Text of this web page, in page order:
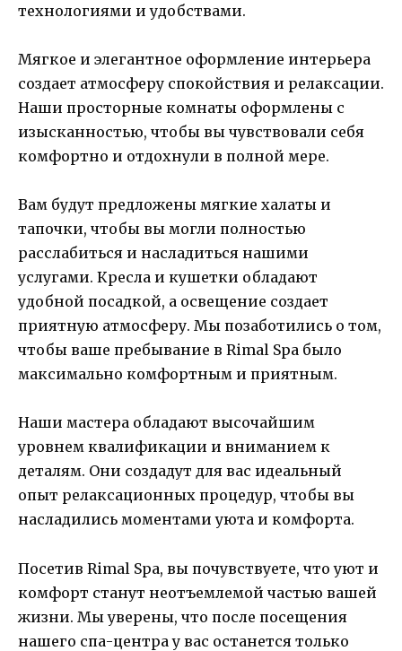
технологиями и удобствами.
Мягкое и элегантное оформление интерьера
создает атмосферу спокойствия и релаксации.
Наши просторные комнаты оформлены с
изысканностью, чтобы вы чувствовали себя
комфортно и отдохнули в полной мере.
Вам будут предложены мягкие халаты и
тапочки, чтобы вы могли полностью
расслабиться и насладиться нашими
услугами. Кресла и кушетки обладают
удобной посадкой, а освещение создает
приятную атмосферу. Мы позаботились о том,
чтобы ваше пребывание в Rimal Spa было
максимально комфортным и приятным.
Наши мастера обладают высочайшим
уровнем квалификации и вниманием к
деталям. Они создадут для вас идеальный
опыт релаксационных процедур, чтобы вы
насладились моментами уюта и комфорта.
Посетив Rimal Spa, вы почувствуете, что уют и
комфорт станут неотъемлемой частью вашей
жизни. Мы уверены, что после посещения
нашего спа-центра у вас останется только